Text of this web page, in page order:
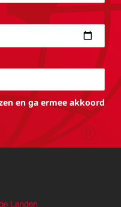
en ga ermee akkoord